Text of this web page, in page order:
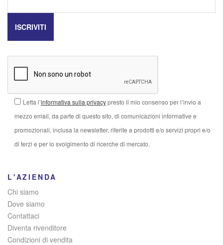
Letta l’informativa sulla privacypresto il mio consenso per l’invio a
mezzo email, da parte di questo sito, di comunicazioni informative e
promozionali, inclusa la newsletter, riferite a prodotti e/o servizi propri e/o
di terzi e per lo svolgimento di ricerche di mercato.
L'AZIENDA
Chi siamo
Dove siamo
Contattaci
Diventa rivenditore
Condizioni di vendita